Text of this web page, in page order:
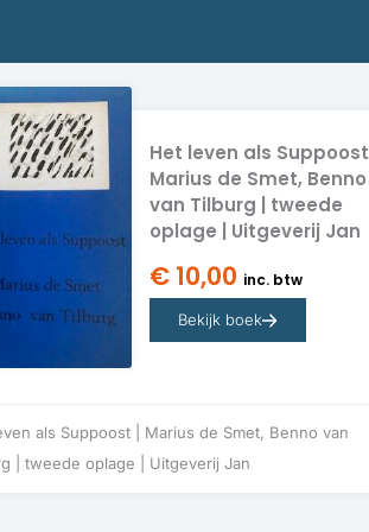
Het leven als Suppoost |
Marius de Smet, Benno
van Tilburg | tweede
oplage | Uitgeverij Jan
€ 10,00 inc. btw
Bekijk boek
als Suppoost | Marius de Smet, Benno van
| tweede oplage | Uitgeverij Jan